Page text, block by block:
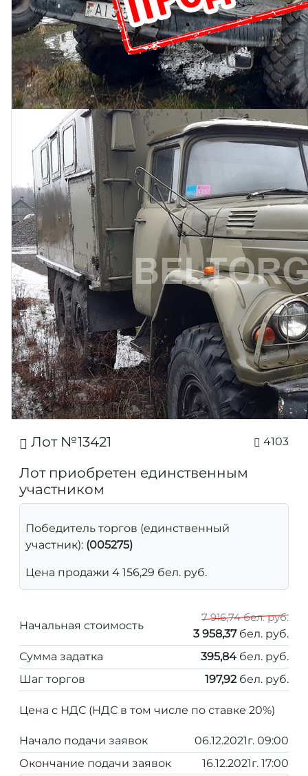
Лот №13421 4103
Лот приобретен единственным
участником
Победитель торгов (единственный
участник): (005275)
Цена продажи 4 156,29 бел. руб.
Начальная стоимость
7 916,74 бел. руб.
3 958,37бел. руб.
Сумма задатка
395,84 бел. руб.
Шаг торгов
197,92 бел. руб.
Цена с НДС (НДС в том числе по ставке 20%)
Начало подачи заявок
06.12.2021г. 09:00
Окончание подачи заявок
16.12.2021г. 17:00